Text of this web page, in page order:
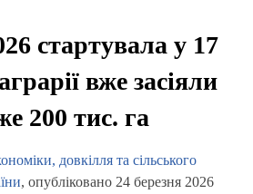
стартувала у 17
вже засіяли
200 тис. га
довкілля та сільського
, опубліковано 24 березня 2026